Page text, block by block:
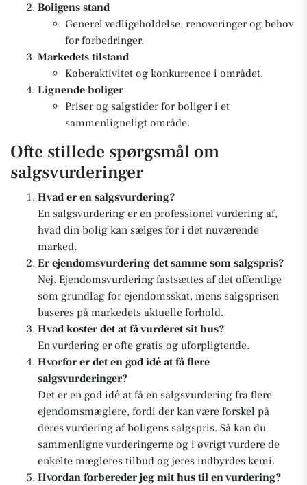
Boligens stand
Generel vedligeholdelse, renoveringer og behov
for forbedringer.
Markedets tilstand
Køberaktivitet og konkurrence i området.
Lignende boliger
Priser og salgstider for boliger i et
sammenligneligt område.
Ofte stillede spørgsmål om
salgsvurderinger
Hvad er en salgsvurdering?
En salgsvurdering er en professionel vurdering af,
hvad din bolig kan sælges for i det nuværende
marked.
Er ejendomsvurdering det samme som salgspris?
Nej. Ejendomsvurdering fastsættes af det offentlige
som grundlag for ejendomsskat, mens salgsprisen
baseres på markedets aktuelle forhold.
Hvad koster det at få vurderet sit hus?
En vurdering er ofte gratis og uforpligtende.
Hvorfor er det en god idé at få flere
salgsvurderinger?
Det er en god idé at få en salgsvurdering fra flere
ejendomsmæglere, fordi der kan være forskel på
deres vurdering af boligens salgspris. Så kan du
sammenligne vurderingerne og i øvrigt vurdere de
enkelte mægleres tilbud og jeres indbyrdes kemi.
Hvordan forbereder jeg mit hus til en vurdering?